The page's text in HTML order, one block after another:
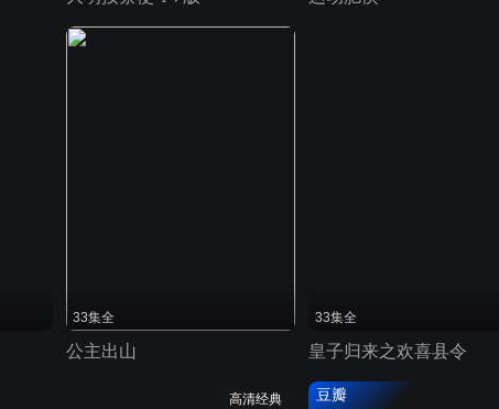
33集全
公主出山
33集全
皇子归来之欢喜县令
高清经典 豆瓣